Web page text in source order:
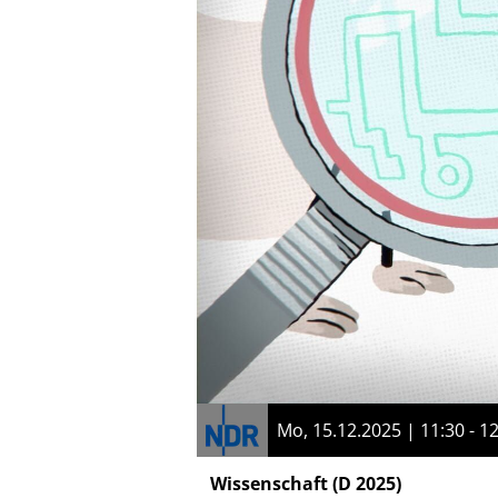
Mo, 15.12.2025 | 11:30 -
Wissenschaft(D 2025)